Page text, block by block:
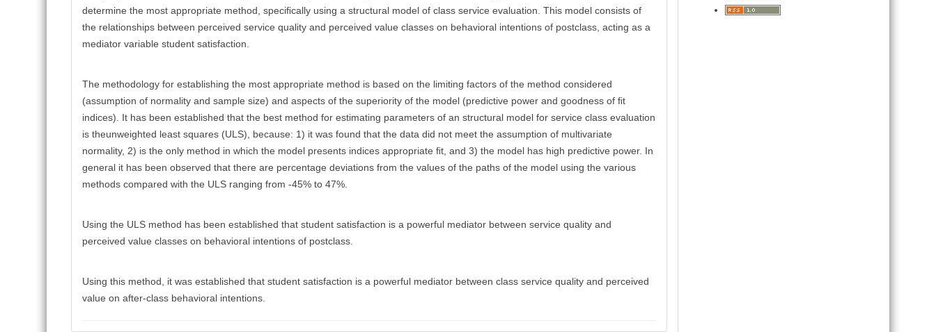
determine the most appropriate method, speciﬁcally using a structural model of class service evaluation. This model consists of
the relationships between perceived service quality and perceived value classes on behavioral intentions of postclass, acting as a
mediator variable student satisfaction.
The methodology for establishing the most appropriate method is based on the limiting factors of the method considered
(assumption of normality and sample size) and aspects of the superiority of the model (predictive power and goodness of ﬁt
indices). It has been established that the best method for estimating parameters of an structural model for service class evaluation
is theunweighted least squares (ULS), because: 1) it was found that the data did not meet the assumption of multivariate
normality, 2) is the only method in which the model presents indices appropriate ﬁt, and 3) the model has high predictive power. In
general it has been observed that there are percentage deviations from the values of the paths of the model using the various
methods compared with the ULS ranging from -45% to 47%.
Using the ULS method has been established that student satisfaction is a powerful mediator between service quality and
perceived value classes on behavioral intentions of postclass.
Using this method, it was established that student satisfaction is a powerful mediator between class service quality and perceived
value on after-class behavioral intentions.